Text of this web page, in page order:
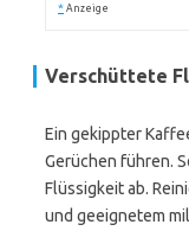
* Anzeige
Verschüttete
Ein gekippter
Gerüchen führen.
Flüssigkeit ab.
und geeignetem